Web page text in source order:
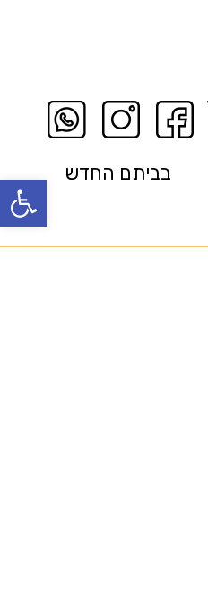
פתח
בביתם החדש